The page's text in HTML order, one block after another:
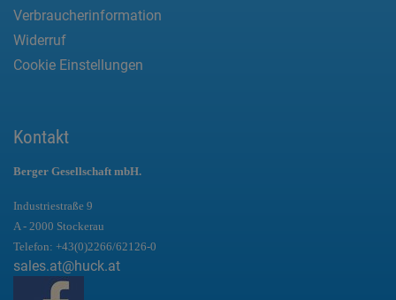
Verbraucherinformation
Widerruf
Cookie Einstellungen
Kontakt
Berger Gesellschaft mbH.
Industriestraße 9
A - 2000 Stockerau
Telefon: +43(0)2266/62126-0
sales.at@huck.at